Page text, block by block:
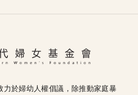
力於婦幼人權倡議，除推動家庭暴